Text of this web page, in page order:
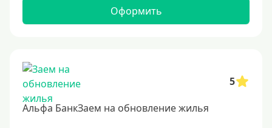
Без обеспечения
Без залога
В банке под залог
Оформить
5
Альфа БанкЗаем на обновление жилья